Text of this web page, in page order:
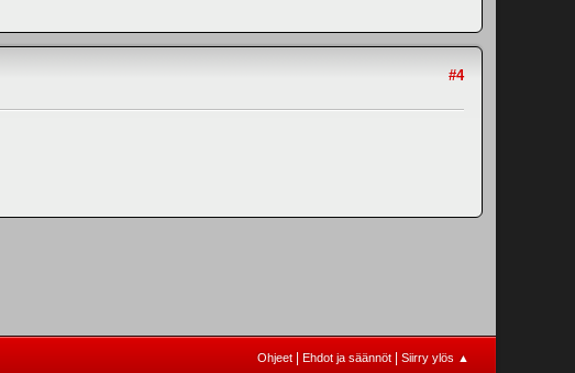
#4
Ohjeet Ehdot ja säännöt Siirry ylös ▲